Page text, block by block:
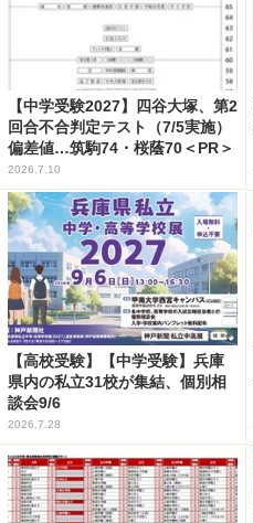
【中学受験2027】四谷大塚、第2
回合不合判定テスト（7/5実施）
偏差値…筑駒74・桜蔭70＜PR＞
2026.7.10
【高校受験】【中学受験】兵庫
県内の私立31校が集結、個別相
談会9/6
2026.7.28